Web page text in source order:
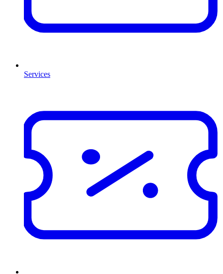
Services